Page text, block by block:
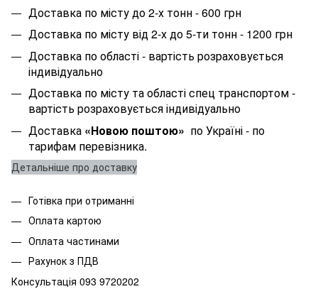
Доставка по місту до 2-х тонн - 600 грн
Доставка по місту від 2-х до 5-ти тонн - 1200 грн
Доставка по області- вартість розраховується
індивідуально
Доставка по місту та області спец транспортом-
вартість розраховується індивідуально
Доставка «Новою поштою» по Україні - по
тарифам перевізника.
Детальніше про доставку
Готівка при отриманні
Оплата картою
Оплата частинами
Рахунок з ПДВ
Консультація 093 9720202